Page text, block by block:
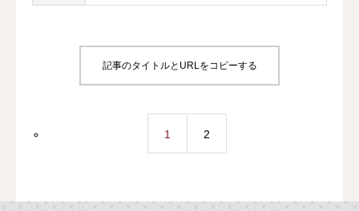
記事のタイトルとURLをコピーする
1 2